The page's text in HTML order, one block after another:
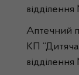
Аптечний
КП “Дитяча